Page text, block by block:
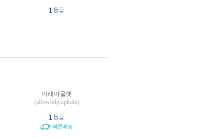
1 등급
미래아울렛
(alfowhdgkqtkdtk)
1 등급
빠른배송